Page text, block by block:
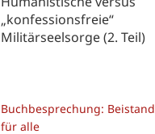
„konfessionsfreie“
Militärseelsorge (2. Teil)
Buchbesprechung: Beistand
für alle